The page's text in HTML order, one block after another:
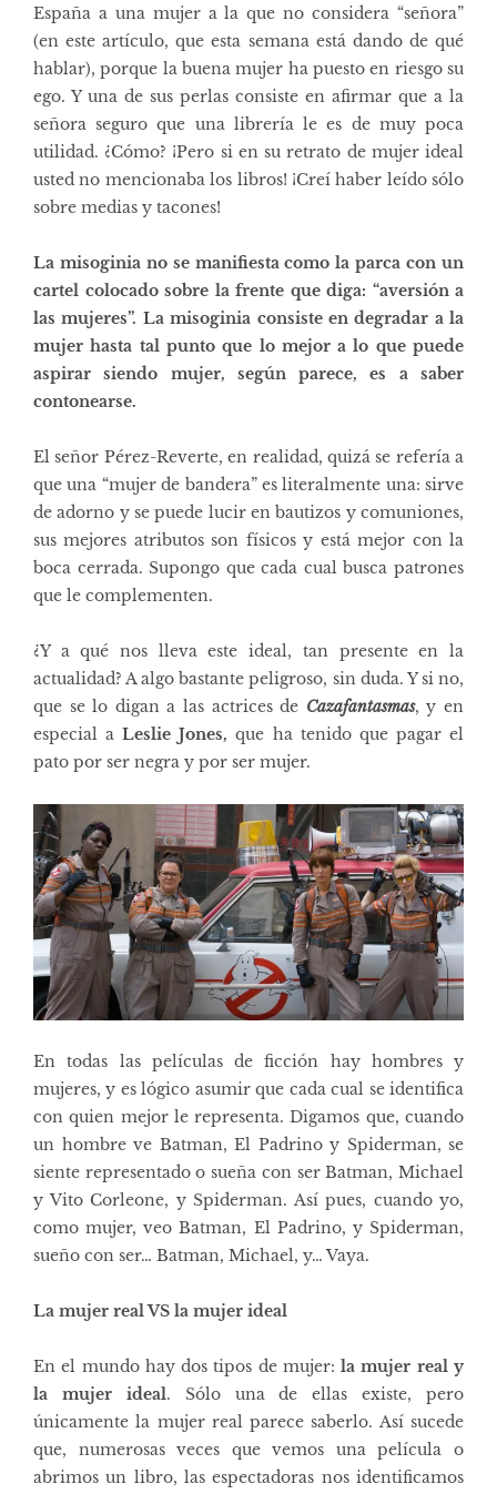
España a una mujer a la que no considera “señora”
(en este artículo, que esta semana está dando de qué
hablar), porque la buena mujer ha puesto en riesgo su
ego. Y una de sus perlas consiste en afirmar que a la
señora seguro que una librería le es de muy poca
utilidad. ¿Cómo? ¡Pero si en su retrato de mujer ideal
usted no mencionaba los libros! ¡Creí haber leído sólo
sobre medias y tacones!
La misoginia no se manifiesta como la parca con un
cartel colocado sobre la frente que diga: “aversión a
las mujeres”. La misoginia consiste en degradar a la
mujer hasta tal punto que lo mejor a lo que puede
aspirar siendo mujer, según parece, es a saber
contonearse.
El señor Pérez-Reverte, en realidad, quizá se refería a
que una “mujer de bandera” es literalmente una: sirve
de adorno y se puede lucir en bautizos y comuniones,
sus mejores atributos son físicos y está mejor con la
boca cerrada. Supongo que cada cual busca patrones
que le complementen.
¿Y a qué nos lleva este ideal, tan presente en la
actualidad? A algo bastante peligroso, sin duda. Y si no,
que se lo digan a las actrices de Cazafantasmas, y en
especial aLeslie Jones,que ha tenido que pagar el
pato por ser negra y por ser mujer.
En todas las películas de ficción hay hombres y
mujeres, y es lógico asumir que cada cual se identifica
con quien mejor le representa. Digamos que, cuando
un hombre ve Batman, El Padrino y Spiderman, se
siente representado o sueña con ser Batman, Michael
y Vito Corleone, y Spiderman. Así pues, cuando yo,
como mujer, veo Batman, El Padrino, y Spiderman,
sueño con ser… Batman, Michael, y… Vaya.
La mujer real VS la mujer ideal
En el mundo hay dos tipos de mujer:la mujer real y
la mujer ideal. Sólo una de ellas existe, pero
únicamente la mujer real parece saberlo. Así sucede
que, numerosas veces que vemos una película o
abrimos un libro, las espectadoras nos identificamos